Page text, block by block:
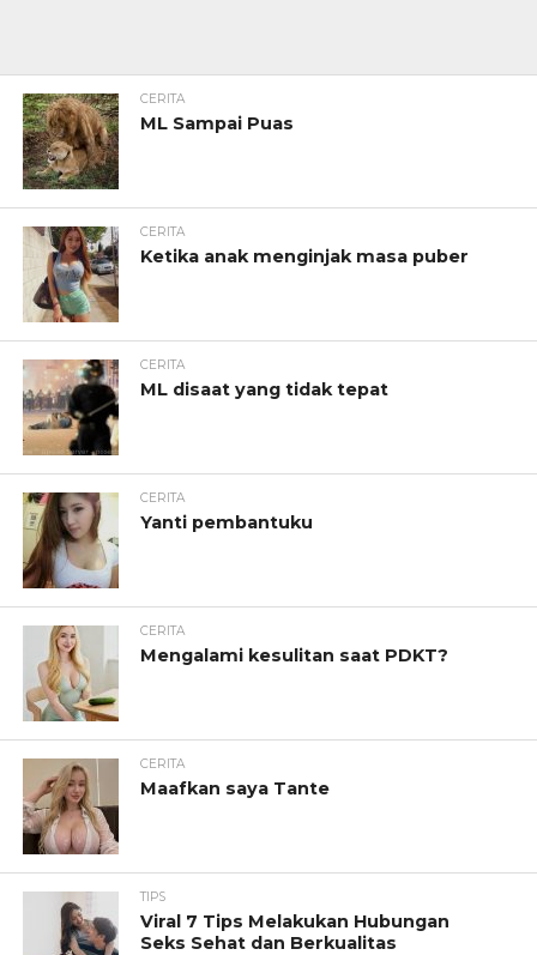
CERITA
ML Sampai Puas
CERITA
Ketika anak menginjak masa puber
CERITA
ML disaat yang tidak tepat
CERITA
Yanti pembantuku
CERITA
Mengalami kesulitan saat PDKT?
CERITA
Maafkan saya Tante
TIPS
Viral 7 Tips Melakukan Hubungan
Seks Sehat dan Berkualitas